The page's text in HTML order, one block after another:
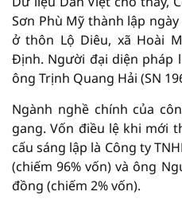
Sơn Phù Mỹ thành lập
ở thôn Lộ Diêu, xã Hoài
Định. Người đại diện pháp
ông Trịnh Quang Hải (SN
Ngành nghề chính của
gang. Vốn điều lệ khi mới
cấu sáng lập là Công ty
(chiếm 96% vốn) và ông
đồng (chiếm 2% vốn).